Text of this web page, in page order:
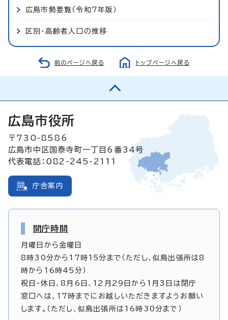
広島市勢要覧（令和7年版）
区別・高齢者人口の推移
前のページへ戻る トップページへ戻る
広島市役所
〒730-8586
広島市中区国泰寺町一丁目6番34号
代表電話：082-245-2111
庁舎案内
開庁時間
月曜日から金曜日
8時30分から17時15分まで（ただし、似島出張所は8
時から16時45分）
祝日・休日、8月6日、12月29日から1月3日は閉庁
窓口へは、17時までにお越しいただきますようお願い
します。（ただし、似島出張所は16時30分まで）